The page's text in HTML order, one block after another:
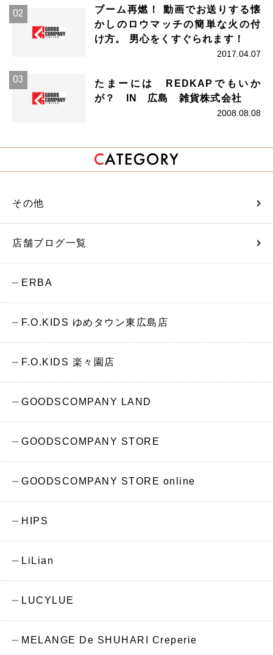
ブーム再燃！ 動画でお送りする懐
かしのロウマッチの簡単な火の付
け方。 男心をくすぐられます！
2017.04.07
たまーには REDKAPでもいか
が？ IN 広島 雑貨株式会社
2008.08.08
その他
店舗ブログ一覧
ERBA
F.O.KIDS ゆめタウン東広島店
F.O.KIDS 楽々園店
GOODSCOMPANY LAND
GOODSCOMPANY STORE
GOODSCOMPANY STORE online
HIPS
LiLian
LUCYLUE
MELANGE De SHUHARI Creperie